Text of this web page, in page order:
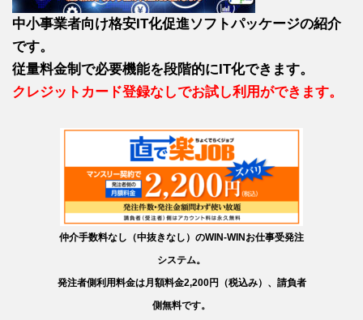
中小事業者向け格安IT化促進ソフトパッケージの紹介
です。
従量料金制で必要機能を段階的にIT化できます。
クレジットカード登録なしでお試し利用ができます。
仲介手数料なし（中抜きなし）のWIN-WINお仕事受発注
システム。
発注者側利用料金は月額料金2,200円（税込み）、請負者
側無料です。